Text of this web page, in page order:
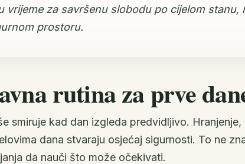
vrijeme za savršenu slobodu po cijelom stanu,
prostoru.
rutina za prve
smiruje kad dan izgleda predvidljivo.
dana stvaraju osjećaj sigurnosti. To ne
da nauči što može očekivati.